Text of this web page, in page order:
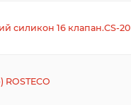
силикон 16 клапан.CS-20